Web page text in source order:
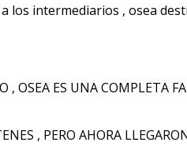
intermediarios , osea
ES UNA COMPLETA
, PERO AHORA